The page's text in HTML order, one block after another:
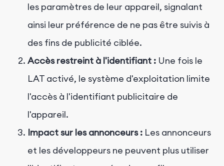
les paramètres de leur appareil, signalant
ainsi leur préférence de ne pas être suivis à
des fins de publicité ciblée.
Accès restreint à l'identifiant : Une fois le
LAT activé, le système d'exploitation limite
l'accès à l'identifiant publicitaire de
l'appareil.
Impact sur les annonceurs : Les annonceurs
et les développeurs ne peuvent plus utiliser